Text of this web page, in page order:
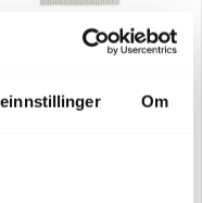
Om
50x70 cm